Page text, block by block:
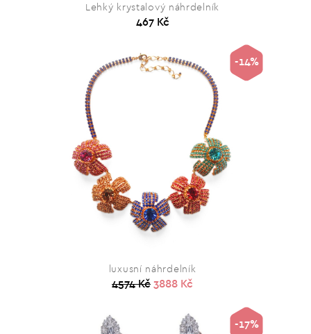
Lehký krystalový náhrdelník
467 Kč
luxusní náhrdelník
4574 Kč 3888 Kč
-14%
-17%